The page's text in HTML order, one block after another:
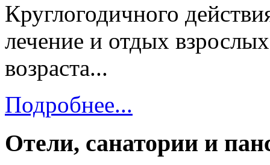
Круглогодичного
лечение и отдых
возраста...
Подробнее...
Отели, санатории и